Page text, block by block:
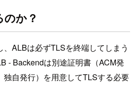
か？
ALBは必ずTLSを終端してしまう
- Backendは別途証明書（ACM発
独自発行）を用意してTLSする必要